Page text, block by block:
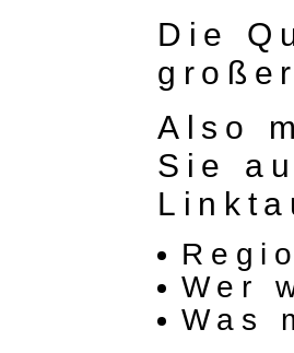
Die
Also
Sie
Wer
Was